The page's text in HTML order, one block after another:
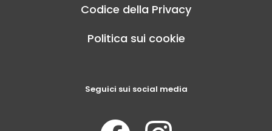
Codice della Privacy
Politica sui cookie
Seguici sui social media